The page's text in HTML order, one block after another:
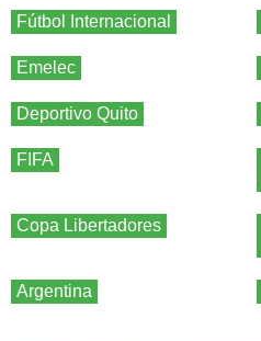
Fútbol Internacional
Emelec
Deportivo Quito
FIFA
Copa Libertadores
Argentina